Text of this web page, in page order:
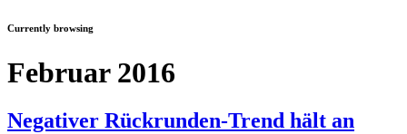
Currently browsing
Februar 2016
Negativer Rückrunden-Trend hält an